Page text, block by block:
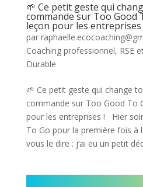
🌱 Ce petit geste qui
commande sur Too Good
leçon pour les entreprises
par
Coaching professionnel, RSE
Durable
🌱 Ce petit geste qui change
commande sur Too Good To
pour les entreprises ! Hier
To Go pour la première fois à
vous le dire : j’ai eu un petit